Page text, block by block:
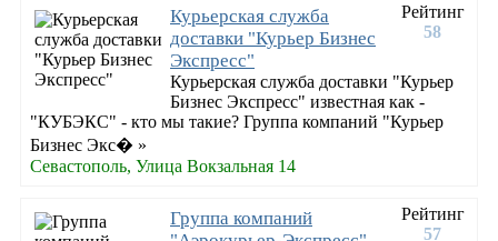
Рейтинг
58
Курьерская служба
доставки "Курьер Бизнес
Экспресс"
Курьерская служба доставки "Курьер
Бизнес Экспресс" известная как -
"КУБЭКС" - кто мы такие? Группа компаний "Курьер
Бизнес Экс� »
Севастополь, Улица Вокзальная 14
Рейтинг
57
Группа компаний